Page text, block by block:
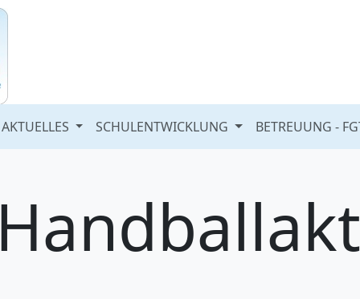
AKTUELLES SCHULENTWICKLUNG BETREUUNG -